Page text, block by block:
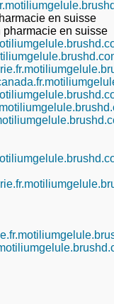
en suisse
en suisse